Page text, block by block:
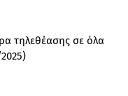
τηλεθέασης σε όλα